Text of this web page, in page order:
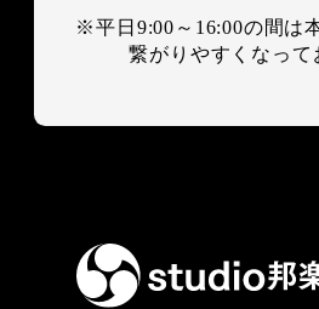
※平日9:00～16:00の間は
繋がりやすくなって